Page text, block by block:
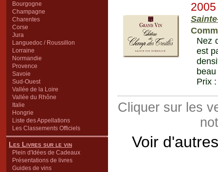
Bourgogne
Champagne
Charentes
Corse
Jura
Languedoc / Roussillon
Lorraine
Normandie
Provence
Savoie
Sud-Ouest
Vallée de la Loire
Vallée du Rhône
Italie
Hongrie
Liste des Appellations
Les Classements Officiels
Les Livres sur le vin
Plein d'Idées de Cadeaux
Présentations de livres
Guides de vins
2005
Nez
est
Prix
Cliquer sur les
Voir